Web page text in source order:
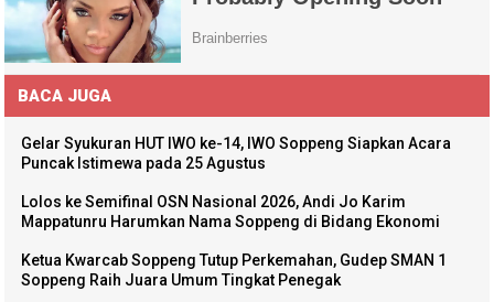
BACA JUGA
Gelar Syukuran HUT IWO ke-14, IWO Soppeng Siapkan Acara
Puncak Istimewa pada 25 Agustus
Lolos ke Semifinal OSN Nasional 2026, Andi Jo Karim
Mappatunru Harumkan Nama Soppeng di Bidang Ekonomi
Ketua Kwarcab Soppeng Tutup Perkemahan, Gudep SMAN 1
Soppeng Raih Juara Umum Tingkat Penegak